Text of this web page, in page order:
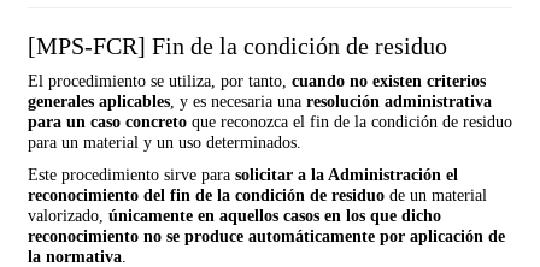
[MPS-FCR] Fin de la condición de residuo
El procedimiento se utiliza, por tanto, cuando no existen criterios
generales aplicables , y es necesaria una resolución administrativa
para un caso concreto que reconozca el fin de la condición de residuo
para un material y un uso determinados.
Este procedimiento sirve para solicitar a la Administración el
reconocimiento del fin de la condición de residuo de un material
valorizado, únicamente en aquellos casos en los que dicho
reconocimiento no se produce automáticamente por aplicación de
la normativa